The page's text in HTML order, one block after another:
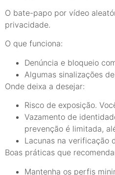
O bate-papo por vídeo
privacidade.
O que funciona:
Denúncia e bloqueio
Algumas sinalizações
Onde deixa a desejar:
Risco de exposição.
Vazamento de
prevenção é limitada,
Lacunas na verificação
Boas práticas que
Mantenha os perfis